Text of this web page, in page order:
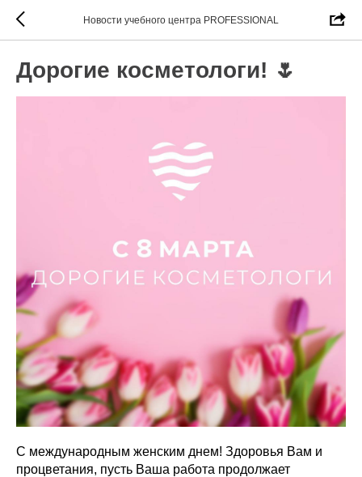
Новости учебного центра PROFESSIONAL
Дорогие косметологи! 🌷
С международным женским днем! Здоровья Вам и
процветания, пусть Ваша работа продолжает